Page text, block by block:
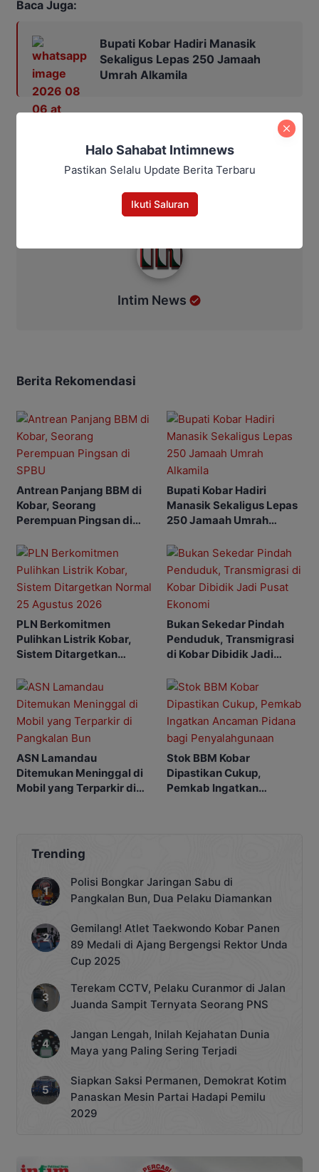
Baca Juga:
Bupati Kobar Hadiri Manasik
Sekaligus Lepas 250 Jamaah
Umrah Alkamila
Intim News
Berita Rekomendasi
Antrean Panjang BBM di
Kobar, Seorang
Perempuan Pingsan di
Bupati Kobar Hadiri
Manasik Sekaligus Lepas
250 Jamaah Umrah
PLN Berkomitmen
Pulihkan Listrik Kobar,
Sistem Ditargetkan
Bukan Sekedar Pindah
Penduduk, Transmigrasi
di Kobar Dibidik Jadi
ASN Lamandau
Ditemukan Meninggal di
Mobil yang Terparkir di
Stok BBM Kobar
Dipastikan Cukup,
Pemkab Ingatkan
Trending
Polisi Bongkar Jaringan Sabu di
Pangkalan Bun, Dua Pelaku Diamankan
Gemilang! Atlet Taekwondo Kobar Panen
89 Medali di Ajang Bergengsi Rektor Unda
Cup 2025
Terekam CCTV, Pelaku Curanmor di Jalan
Juanda Sampit Ternyata Seorang PNS
Jangan Lengah, Inilah Kejahatan Dunia
Maya yang Paling Sering Terjadi
Siapkan Saksi Permanen, Demokrat Kotim
Panaskan Mesin Partai Hadapi Pemilu
2029
Halo Sahabat Intimnews
Pastikan Selalu Update Berita Terbaru
Ikuti Saluran